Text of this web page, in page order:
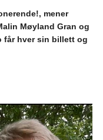
mener
Møyland Gran og
får hver sin billett og